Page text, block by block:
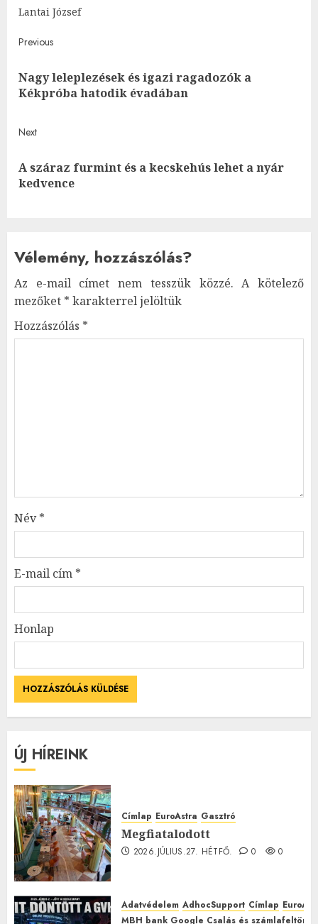
Lantai József
Post
navigation
Previous
Nagy leleplezések és igazi ragadozók a
Kékpróba hatodik évadában
Next
Next
post:
A száraz furmint és a kecskehús lehet a nyár
kedvence
Vélemény, hozzászólás?
Az e-mail címet nem tesszük közzé. A kötelező
mezőket * karakterrel jelöltük
Hozzászólás *
Név*
E-mail cím *
Honlap
ÚJ HÍREINK
Címlap EuroAstra Gasztró
Megfiatalodott
2026.JÚLIUS.27. HÉTFŐ. 0 0
Adatvédelem AdhocSupport Címlap
MBH bank Google Csalás és